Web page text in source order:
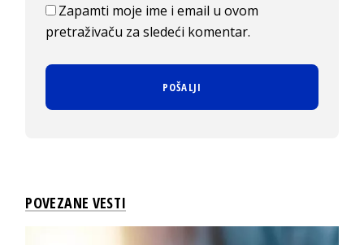
Zapamti moje ime i email u ovom
pretraživaču za sledeći komentar.
POVEZANE VESTI